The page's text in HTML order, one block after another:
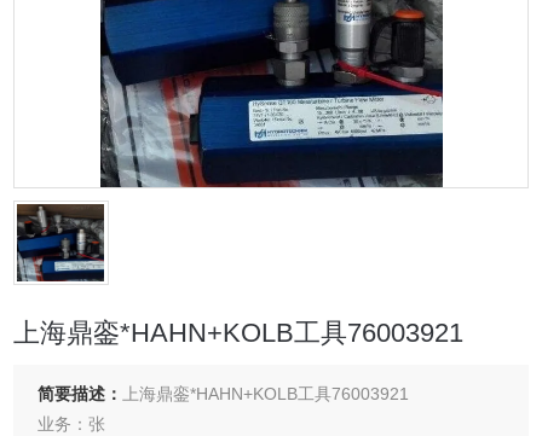
上海鼎銮*HAHN+KOLB工具76003921
简要描述：
上海鼎銮*HAHN+KOLB工具76003921
业务：张